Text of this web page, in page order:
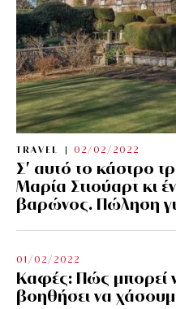
TRAVEL 02/02/2022
Σ’ αυτό το κάστρο
Μαρία Στιούαρτ κι
βαρώνος. Πώληση
01/02/2022
Kαφές: Πώς μπορεί
βοηθήσει να